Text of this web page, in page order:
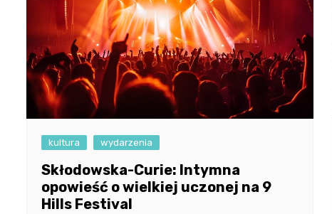
kultura wydarzenia
Skłodowska-Curie: Intymna
opowieść o wielkiej uczonej na 9
Hills Festival